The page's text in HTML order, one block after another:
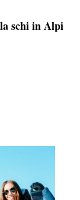
schi in Alpi